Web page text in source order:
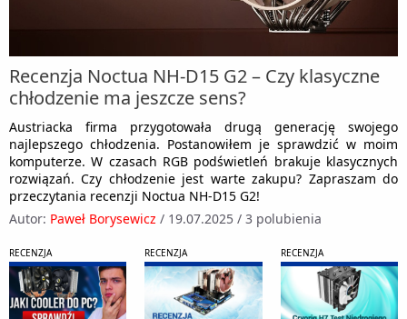
Recenzja Noctua NH-D15 G2 – Czy klasyczne
chłodzenie ma jeszcze sens?
Austriacka firma przygotowała drugą generację swojego
najlepszego chłodzenia. Postanowiłem je sprawdzić w moim
komputerze. W czasach RGB podświetleń brakuje klasycznych
rozwiązań. Czy chłodzenie jest warte zakupu? Zapraszam do
przeczytania recenzji Noctua NH-D15 G2!
Autor: Paweł Borysewicz / 19.07.2025 / 3 polubienia
RECENZJA RECENZJA RECENZJA